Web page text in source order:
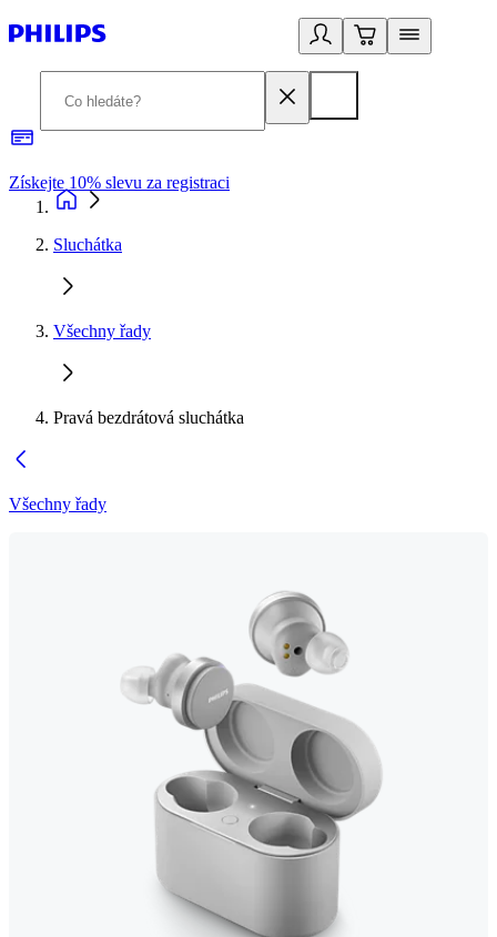
Získejte 10% slevu za registraci
Sluchátka
Všechny řady
Pravá bezdrátová sluchátka
Všechny řady